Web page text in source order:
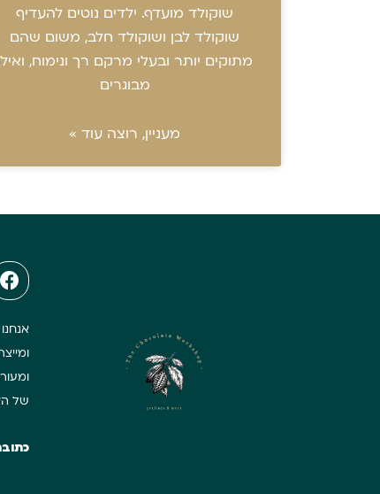
שוקולד מועדף. ילדים נוטים להעדיף
שוקולד לבן ושוקולד חלב, משום שהם
מתוקים יותר ובעלי מרקם רך ונימוח,
מבוגרים
מעניין, רוצה עוד »
של